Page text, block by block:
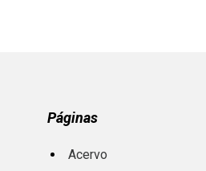
Páginas
Acervo